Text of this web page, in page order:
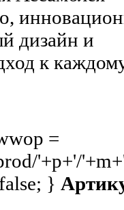
дизайн и
к
=
'+p+'/
}